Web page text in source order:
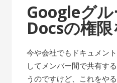
Googleグ
Docsの権
今や会社でもドキュメン
してメンバー間で共有す
うのですけど、これをや